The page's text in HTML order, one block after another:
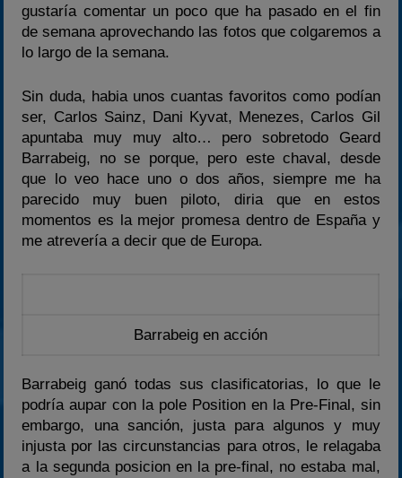
gustaría comentar un poco que ha pasado en el fin
de semana aprovechando las fotos que colgaremos a
lo largo de la semana.
Sin duda, habia unos cuantas favoritos como podían
ser, Carlos Sainz, Dani Kyvat, Menezes, Carlos Gil
apuntaba muy muy alto… pero sobretodo Geard
Barrabeig, no se porque, pero este chaval, desde
que lo veo hace uno o dos años, siempre me ha
parecido muy buen piloto, diria que en estos
momentos es la mejor promesa dentro de España y
me atrevería a decir que de Europa.
Barrabeig en acción
Barrabeig ganó todas sus clasificatorias, lo que le
podría aupar con la pole Position en la Pre-Final, sin
embargo, una sanción, justa para algunos y muy
injusta por las circunstancias para otros, le relagaba
a la segunda posicion en la pre-final, no estaba mal,